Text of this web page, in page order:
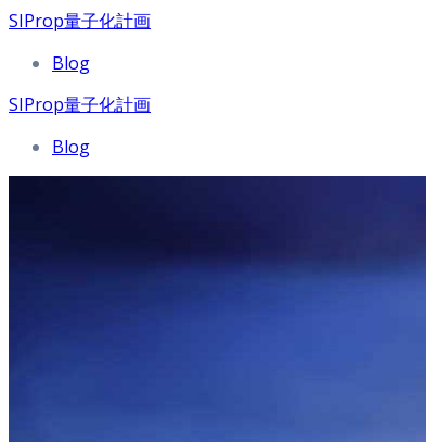
SIProp量子化計画
Blog
SIProp量子化計画
Blog